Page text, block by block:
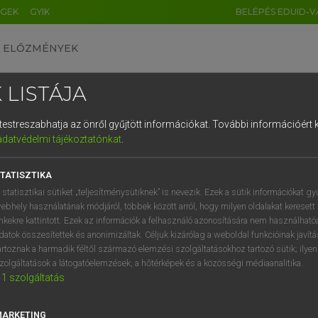
GYIK BELÉPÉS EDUID-
ELŐZMÉNYEK
szótár
VAN ELŐFIZETÉSED?
megtekintéséhez.
LISTÁJA
az önről gyűjtött információkat. További információért
tájékoztatónkat.
statisztikai sütiket „teljesítménysütiknek” is nevezik. Ezek a sütik információkat
használatának módjáról, többek között arról, hogy milyen oldalakat keresett
kattintott. Ezek az információk a felhasználó azonosítására nem
összesítettek és anonimizáltak. Céljuk kizárólag a weboldal funkcióinak
a harmadik féltől származó elemzési szolgáltatásokhoz tartozó sütik;
a látogatóelemzések, a hőtérképek és a közösségi médiaanalitika.
1 szolgáltatás
DE CN FR ES IT NL
1 2 3 4 5 6 7 8 9
q w e r t z u i
a s d f g h j k l é
í y x c v b n m , .